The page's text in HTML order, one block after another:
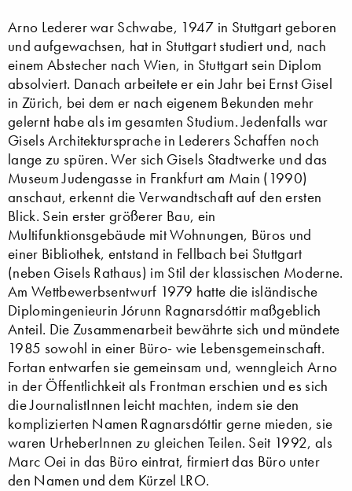
Arno Lederer war Schwabe, 1947 in Stuttgart geboren
und aufgewachsen, hat in Stuttgart studiert und, nach
einem Abstecher nach Wien, in Stuttgart sein Diplom
absolviert. Danach arbeitete er ein Jahr bei Ernst Gisel
in Zürich, bei dem er nach eigenem Bekunden mehr
gelernt habe als im gesamten Studium. Jedenfalls war
Gisels Architektursprache in Lederers Schaffen noch
lange zu spüren. Wer sich Gisels Stadtwerke und das
Museum Judengasse in Frankfurt am Main (1990)
anschaut, erkennt die Verwandtschaft auf den ersten
Blick. Sein erster größerer Bau, ein
Multifunktionsgebäude mit Wohnungen, Büros und
einer Bibliothek, entstand in Fellbach bei Stuttgart
(neben Gisels Rathaus) im Stil der klassischen Moderne.
Am Wettbewerbsentwurf 1979 hatte die isländische
Diplomingenieurin Jórunn Ragnarsdóttir maßgeblich
Anteil. Die Zusammenarbeit bewährte sich und mündete
1985 sowohl in einer Büro- wie Lebensgemeinschaft.
Fortan entwarfen sie gemeinsam und, wenngleich Arno
in der Öffentlichkeit als Frontman erschien und es sich
die JournalistInnen leicht machten, indem sie den
komplizierten Namen Ragnarsdóttir gerne mieden, sie
waren UrheberInnen zu gleichen Teilen. Seit 1992, als
Marc Oei in das Büro eintrat, firmiert das Büro unter
den Namen und dem Kürzel LRO.